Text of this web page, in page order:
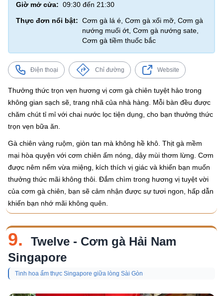
Giờ mở cửa: 09:30 đến 21:30
Thực đơn nổi bật: Cơm gà lá é, Cơm gà xối mỡ, Cơm gà
nướng muối ớt, Cơm gà nướng sate,
Cơm gà tiềm thuốc bắc
Điện thoại Chỉ đường Website
Thưởng thức trọn vẹn hương vị cơm gà chiên tuyệt hảo trong
không gian sạch sẽ, trang nhã của nhà hàng. Mỗi bàn đều được
chăm chút tỉ mỉ với chai nước lọc tiện dụng, cho bạn thưởng thức
trọn vẹn bữa ăn.
Gà chiên vàng ruộm, giòn tan mà không hề khô. Thịt gà mềm
mại hòa quyện với cơm chiên ấm nóng, dậy mùi thơm lừng. Cơm
được nêm nếm vừa miệng, kích thích vị giác và khiến bạn muốn
thưởng thức mãi không thôi. Đắm chìm trong hương vị tuyệt vời
của cơm gà chiên, bạn sẽ cảm nhận được sự tươi ngon, hấp dẫn
khiến bạn nhớ mãi không quên.
9.
Twelve - Cơm gà Hải Nam
Singapore
Tinh hoa ẩm thực Singapore giữa lòng Sài Gòn